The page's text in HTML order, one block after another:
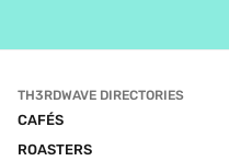
TH3RDWAVE DIRECTORIES
CAFÉS
ROASTERS